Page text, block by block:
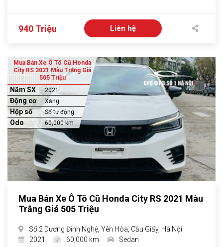
940 Triệu Liên hệ
Mua Bán Xe Ô Tô Cũ Honda
City RS 2021 Màu Trắng Giá
505 Triệu
Năm SX 2021
Động cơ Xăng
Hộp số Số tự động
Odo 60,000 km
Mua Bán Xe Ô Tô Cũ Honda City RS 2021 Màu
Trắng Giá 505 Triệu
Số 2 Dương Đình Nghệ, Yên Hòa, Cầu Giấy, Hà Nội
2021
60,000 km Sedan